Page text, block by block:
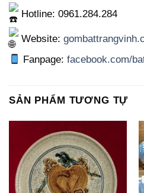
Hotline: 0961.284.284
Website:
Fanpage:facebook.com/
SẢN PHẨM TƯƠNG TỰ